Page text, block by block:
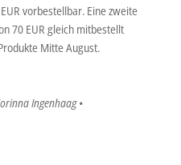
vorbestellbar. Eine zweite
70 EUR gleich mitbestellt
Mitte August.
Ingenhaag •